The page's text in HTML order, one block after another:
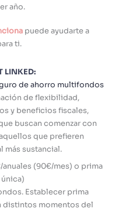
año.
puede ayudarte a
ti.
LINKED:
de ahorro multifondos
de flexibilidad,
y beneficios fiscales,
buscan comenzar con
que prefieren
más sustancial.
anuales (90€/mes) o prima
Establecer prima
distintos momentos del